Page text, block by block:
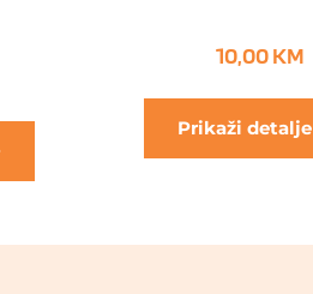
10,00KM
Prikaži detalje